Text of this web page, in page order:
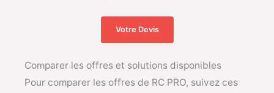
Votre Devis
Comparer les offres et solutions disponibles
Pour comparer les offres de RC PRO, suivez ces